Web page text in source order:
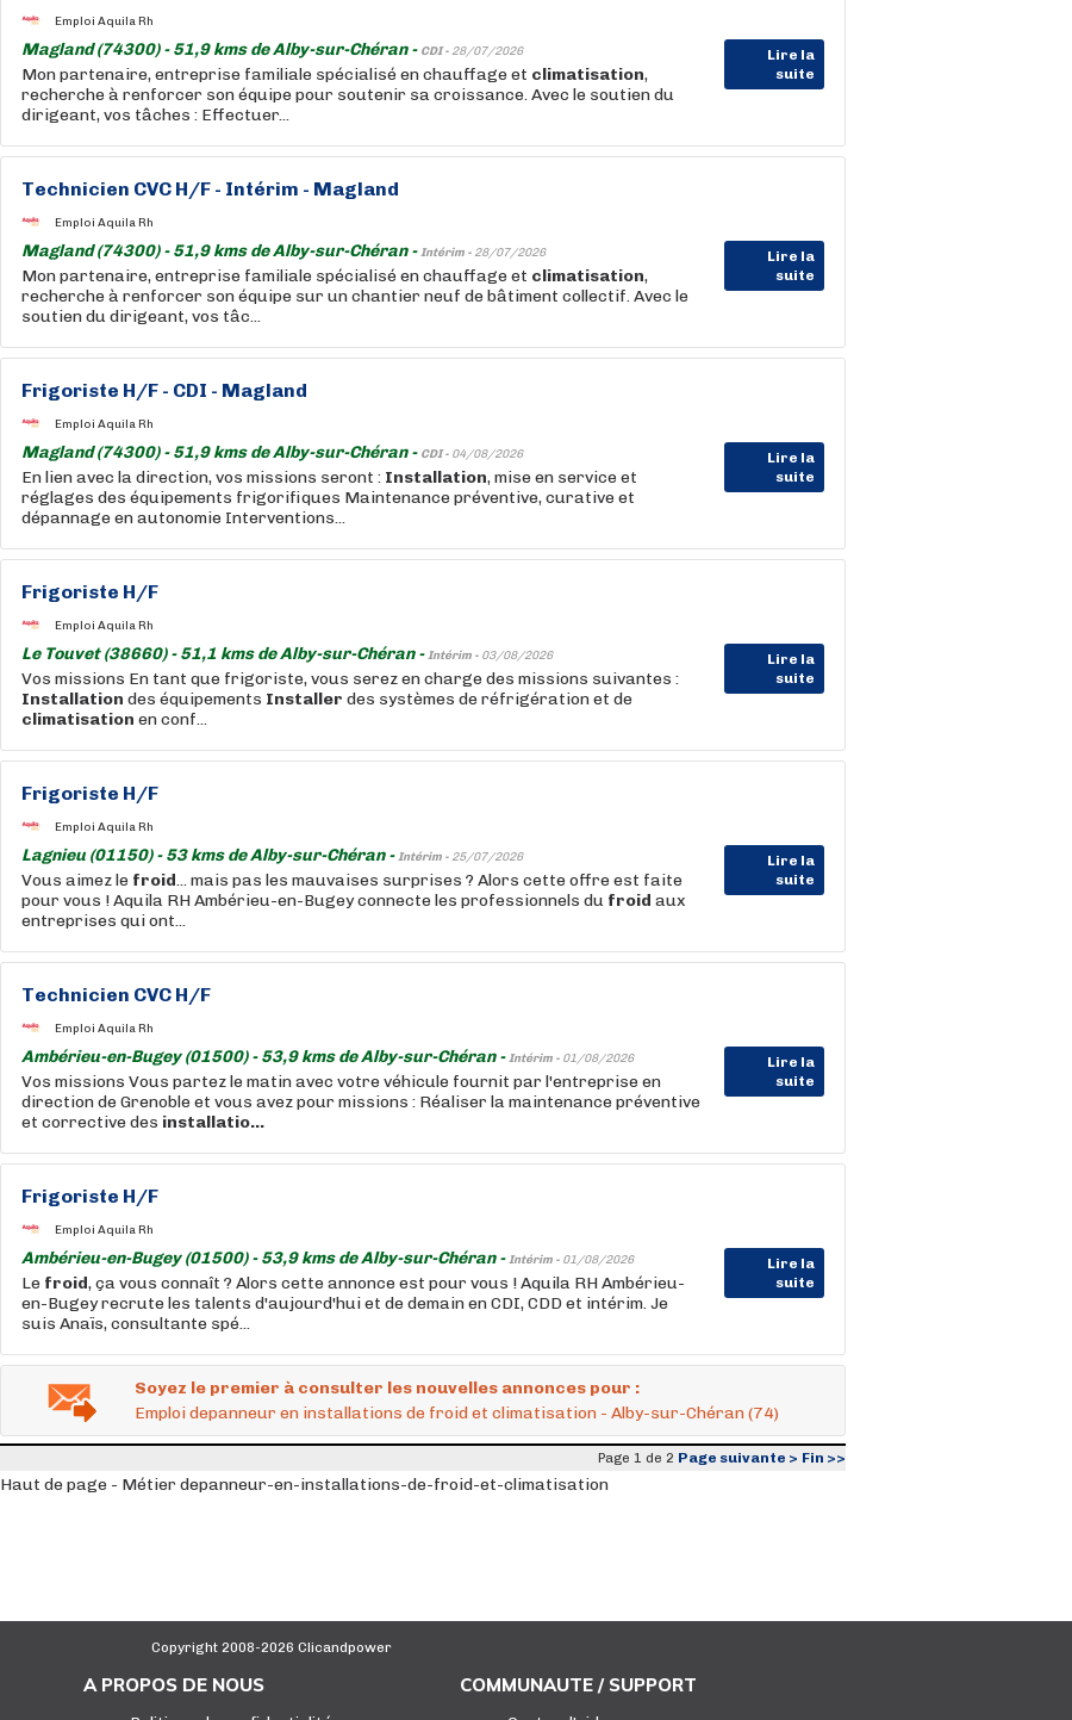
Emploi Aquila Rh
Magland (74300) - 51,9 kms de Alby-sur-Chéran - CDI - 28/07/2026
Lire la
suite
Mon partenaire, entreprise familiale spécialisé en chauffage et climatisation,
recherche à renforcer son équipe pour soutenir sa croissance. Avec le soutien du
dirigeant, vos tâches : Effectuer...
Technicien CVC H/F - Intérim - Magland
Emploi Aquila Rh
Magland (74300) - 51,9 kms de Alby-sur-Chéran -Intérim - 28/07/2026
Lire la
suite
Mon partenaire, entreprise familiale spécialisé en chauffage et climatisation,
recherche à renforcer son équipe sur un chantier neuf de bâtiment collectif. Avec le
soutien du dirigeant, vos tâc...
Frigoriste H/F - CDI - Magland
Emploi Aquila Rh
Magland (74300) - 51,9 kms de Alby-sur-Chéran - CDI - 04/08/2026
Lire la
suite
En lien avec la direction, vos missions seront : Installation, mise en service et
réglages des équipements frigorifiques Maintenance préventive, curative et
dépannage en autonomie Interventions...
Frigoriste H/F
Emploi Aquila Rh
Le Touvet (38660) - 51,1 kms de Alby-sur-Chéran -Intérim - 03/08/2026
Lire la
suite
Vos missions En tant que frigoriste, vous serez en charge des missions suivantes :
Installation des équipements Installer des systèmes de réfrigération et de
climatisation en conf...
Frigoriste H/F
Emploi Aquila Rh
Lagnieu (01150) - 53 kms de Alby-sur-Chéran -Intérim - 25/07/2026
Lire la
suite
Vous aimez le froid... mais pas les mauvaises surprises ? Alors cette offre est faite
pour vous ! Aquila RH Ambérieu-en-Bugey connecte les professionnels du froid aux
entreprises qui ont...
Technicien CVC H/F
Emploi Aquila Rh
Ambérieu-en-Bugey (01500) - 53,9 kms de Alby-sur-Chéran -Intérim - 01/08/2026
Lire la
suite
Vos missions Vous partez le matin avec votre véhicule fournit par l'entreprise en
direction de Grenoble et vous avez pour missions : Réaliser la maintenance préventive
et corrective des installatio...
Frigoriste H/F
Emploi Aquila Rh
Ambérieu-en-Bugey (01500) - 53,9 kms de Alby-sur-Chéran -Intérim - 01/08/2026
Lire la
suite
Le froid, ça vous connaît ? Alors cette annonce est pour vous ! Aquila RH Ambérieu-
en-Bugey recrute les talents d'aujourd'hui et de demain en CDI, CDD et intérim. Je
suis Anaïs, consultante spé...
Soyez le premier à consulter les nouvelles annonces pour :
Emploi depanneur en installations de froid et climatisation - Alby-sur-Chéran (74)
Page 1 de 2 Page suivante > Fin >>
Haut de page - Métier depanneur-en-installations-de-froid-et-climatisation
Copyright 2008-2026 Clicandpower
A PROPOS DE NOUS COMMUNAUTE / SUPPORT